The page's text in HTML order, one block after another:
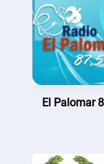
El Palomar